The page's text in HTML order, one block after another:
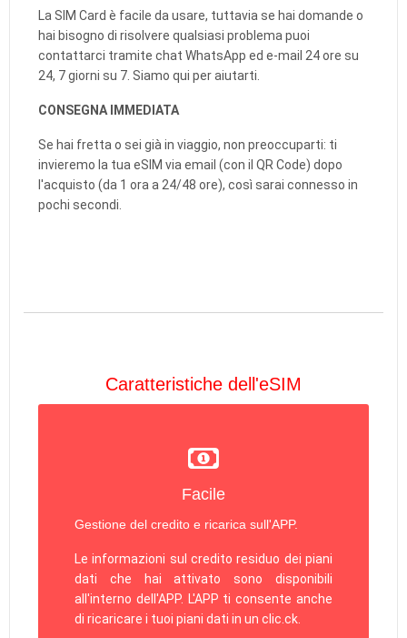
La SIM Card è facile da usare, tuttavia se hai domande o
hai bisogno di risolvere qualsiasi problema puoi
contattarci tramite chat WhatsApp ed e-mail 24 ore su
24, 7 giorni su 7. Siamo qui per aiutarti.
CONSEGNA IMMEDIATA
Se hai fretta o sei già in viaggio, non preoccuparti: ti
invieremo la tua eSIM via email (con il QR Code) dopo
l'acquisto (da 1 ora a 24/48 ore), così sarai connesso in
pochi secondi.
Caratteristiche dell'eSIM
Facile
Gestione del credito e ricarica sull'APP.
Le informazioni sul credito residuo dei piani
dati che hai attivato sono disponibili
all'interno dell'APP. L'APP ti consente anche
di ricaricare i tuoi piani dati in un clic. ck